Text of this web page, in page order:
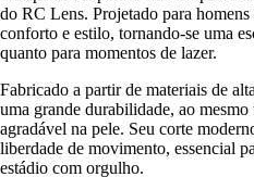
do RC Lens. Projetado para
conforto e estilo, tornando-se uma
quanto para momentos de lazer.
Fabricado a partir de materiais de
uma grande durabilidade, ao
agradável na pele. Seu corte
liberdade de movimento, essencial
estádio com orgulho.